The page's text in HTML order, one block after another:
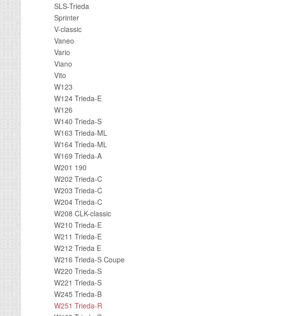
SLS-Trieda
Sprinter
V-classic
Vaneo
Vario
Viano
Vito
W123
W124 Trieda-E
W126
W140 Trieda-S
W163 Trieda-ML
W164 Trieda-ML
W169 Trieda-A
W201 190
W202 Trieda-C
W203 Trieda-C
W204 Trieda-C
W208 CLK-classic
W210 Trieda-E
W211 Trieda-E
W212 Trieda E
W216 Trieda-S Coupe
W220 Trieda-S
W221 Trieda-S
W245 Trieda-B
W251 Trieda-R